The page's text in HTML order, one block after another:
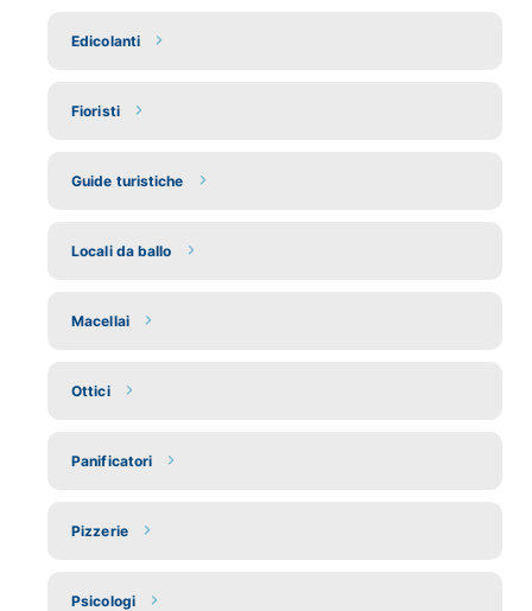
Edicolanti
Fioristi
Guide turistiche
Locali da ballo
Macellai
Ottici
Panificatori
Pizzerie
Psicologi